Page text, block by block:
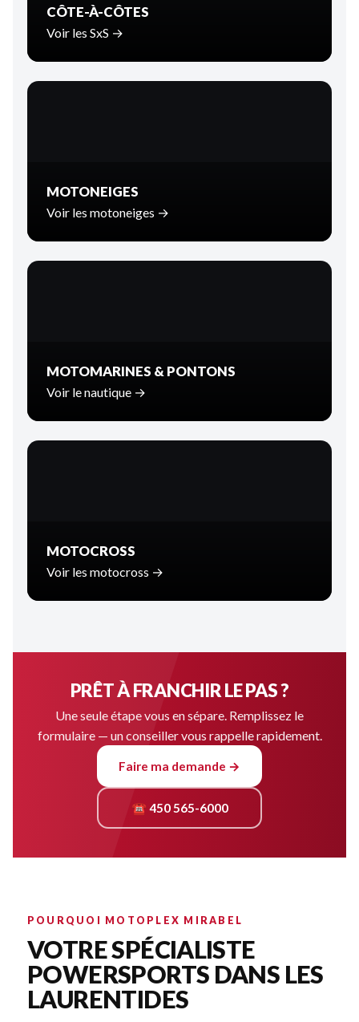
CÔTE-À-CÔTES
Voir les SxS →
MOTONEIGES
Voir les motoneiges →
MOTOMARINES & PONTONS
Voir le nautique →
MOTOCROSS
Voir les motocross →
PRÊT À FRANCHIR LE PAS ?
Une seule étape vous en sépare. Remplissez le
formulaire — un conseiller vous rappelle rapidement.
Faire ma demande →
☎ 450 565-6000
POURQUOI MOTOPLEX MIRABEL
VOTRE SPÉCIALISTE
POWERSPORTS DANS LES
LAURENTIDES